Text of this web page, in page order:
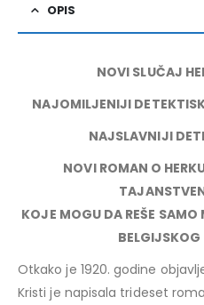
OPIS
NOVI SLUČAJ
NAJOMILJENIJI
NAJSLAVNIJI
NOVI ROMAN O
KOJE MOGU DA REŠE SAMO
Otkako je 1920. godine
Kristi je napisala trideset